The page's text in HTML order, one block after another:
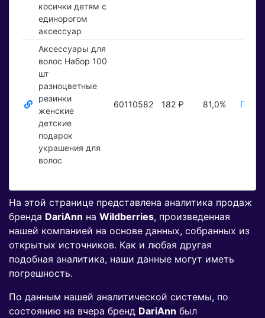
косички детям с
единорогом
аксессуар
Аксессуары для
волос Набор 100
шт
разноцветные
резинки
женские
детские
подарок
украшения для
волос
60110582 182 ₽ 81,0%
На этой странице представлена аналитика продаж
бренда DariAnn на Wildberries, произведенная
нашей компанией на основе данных, собранных из
открытых источников. Как и любая другая
подобная аналитика, наши данные могут иметь
погрешность.
По данным нашей аналитической системы, по
состоянию на вчера бренд DariAnn был